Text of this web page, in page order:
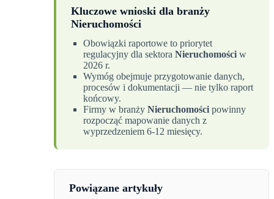
Kluczowe wnioski dla branży
Nieruchomości
Obowiązki raportowe to priorytet
regulacyjny dla sektora Nieruchomości w
2026 r.
Wymóg obejmuje przygotowanie danych,
procesów i dokumentacji — nie tylko raport
końcowy.
Firmy w branży Nieruchomości powinny
rozpocząć mapowanie danych z
wyprzedzeniem 6-12 miesięcy.
Powiązane artykuły